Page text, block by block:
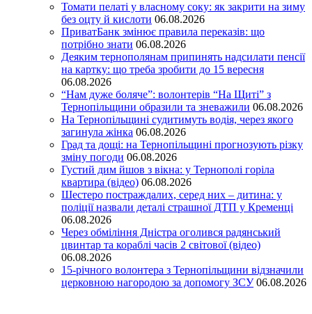
Томати пелаті у власному соку: як закрити на зиму
без оцту й кислоти 06.08.2026
ПриватБанк змінює правила переказів: що
потрібно знати 06.08.2026
Деяким тернополянам припинять надсилати пенсії
на картку: що треба зробити до 15 вересня
06.08.2026
“Нам дуже боляче”: волонтерів “На Щиті” з
Тернопільщини образили та зневажили 06.08.2026
На Тернопільщині судитимуть водія, через якого
загинула жінка 06.08.2026
Град та дощі: на Тернопільщині прогнозують різку
зміну погоди 06.08.2026
Густий дим йшов з вікна: у Тернополі горіла
квартира (відео) 06.08.2026
Шестеро постраждалих, серед них – дитина: у
поліції назвали деталі страшної ДТП у Кременці
06.08.2026
Через обміління Дністра оголився радянський
цвинтар та кораблі часів 2 світової (відео)
06.08.2026
15-річного волонтера з Тернопільщини відзначили
церковною нагородою за допомогу ЗСУ 06.08.2026